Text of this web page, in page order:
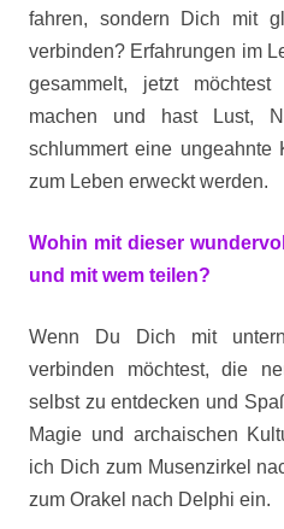
fahren, sondern Dich mit
verbinden? Erfahrungen im
gesammelt, jetzt
machen und hast Lust,
schlummert eine ungeahnte
zum Leben erweckt werden.
Wohin mit dieser
und mit wem teilen?
Wenn Du Dich mit
verbinden möchtest, die
selbst zu entdecken und
Magie und archaischen
ich Dich zum Musenzirkel
zum Orakel nach Delphi ein.